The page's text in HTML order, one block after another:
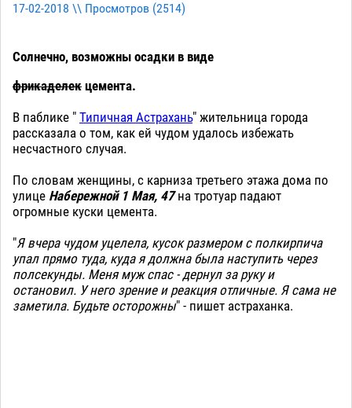
17-02-2018 \\ Просмотров (2514)
Солнечно, возможны осадки в виде
фрикаделек цемента.
В паблике " Типичная Астрахань" жительница города
рассказала о том, как ей чудом удалось избежать
несчастного случая.
По словам женщины, с карниза третьего этажа дома по
улице Набережной 1 Мая, 47на тротуар падают
огромные куски цемента.
"Я вчера чудом уцелела, кусок размером с полкирпича
упал прямо туда, куда я должна была наступить через
полсекунды. Меня муж спас - дернул за руку и
остановил. У него зрение и реакция отличные. Я сама не
заметила. Будьте осторожны" - пишет астраханка.